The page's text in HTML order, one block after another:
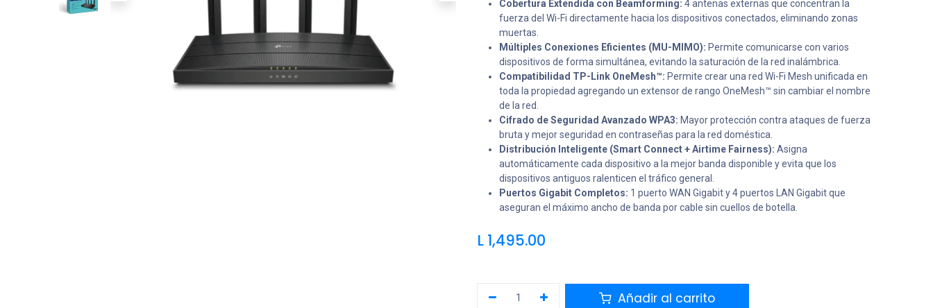
Cobertura Extendida con Beamforming: 4 antenas externas que concentran la
fuerza del Wi-Fi directamente hacia los dispositivos conectados, eliminando zonas
muertas.
Múltiples Conexiones Eficientes (MU-MIMO): Permite comunicarse con varios
dispositivos de forma simultánea, evitando la saturación de la red inalámbrica.
Compatibilidad TP-Link OneMesh™: Permite crear una red Wi-Fi Mesh unificada en
toda la propiedad agregando un extensor de rango OneMesh™ sin cambiar el nombre
de la red.
Cifrado de Seguridad Avanzado WPA3: Mayor protección contra ataques de fuerza
bruta y mejor seguridad en contraseñas para la red doméstica.
Distribución Inteligente (Smart Connect + Airtime Fairness): Asigna
automáticamente cada dispositivo a la mejor banda disponible y evita que los
dispositivos antiguos ralenticen el tráfico general.
Puertos Gigabit Completos: 1 puerto WAN Gigabit y 4 puertos LAN Gigabit que
aseguran el máximo ancho de banda por cable sin cuellos de botella.
L 1,495.00
Añadir al carrito